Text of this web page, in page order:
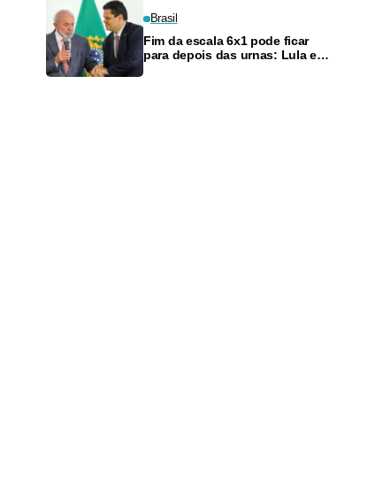
Brasil
Fim da escala 6x1 pode ficar
para depois das urnas: Lula e